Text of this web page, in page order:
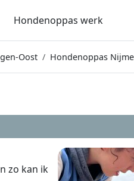
Hondenoppas werk
Oost Hondenoppas
zo kan ik